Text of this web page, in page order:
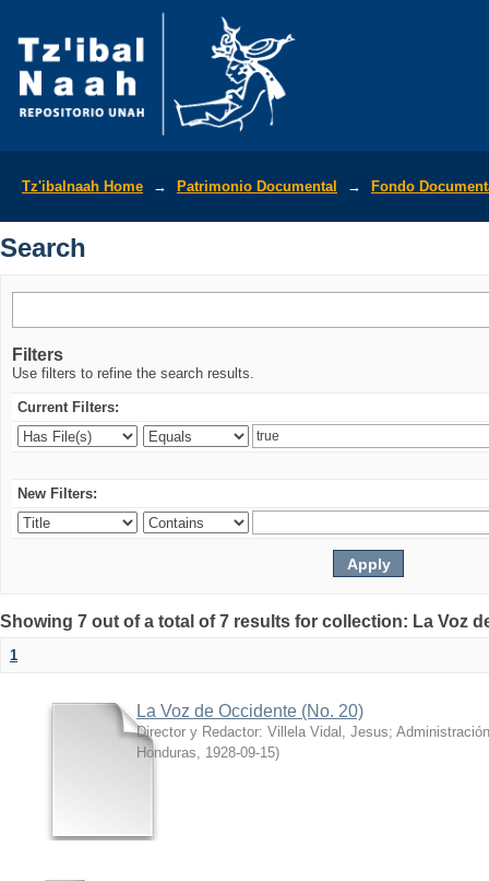
Tz'ibalnaah Home → Patrimonio Documental → Fondo
Search
Filters
Use filters to refine the search results.
Current Filters:
New Filters:
Showing 7 out of a total of 7 results for collection: La Voz
1
La Voz de Occidente (No. 20)
Director y Redactor: Villela Vidal, Jesus;
Honduras, 1928-09-15)